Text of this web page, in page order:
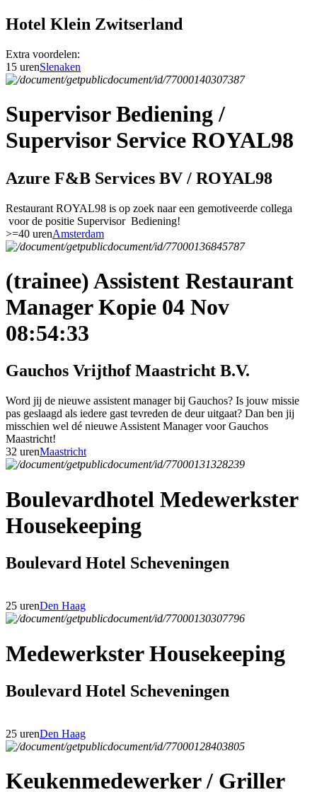
Hotel Klein Zwitserland
Extra voordelen:
15 urenSlenaken
Supervisor Bediening /
Supervisor Service ROYAL98
Azure F&B Services BV / ROYAL98
Restaurant ROYAL98 is op zoek naar een gemotiveerde collega
voor de positie Supervisor Bediening!
>=40 urenAmsterdam
(trainee) Assistent Restaurant
Manager Kopie 04 Nov
08:54:33
Gauchos Vrijthof Maastricht B.V.
Word jij de nieuwe assistent manager bij Gauchos? Is jouw missie
pas geslaagd als iedere gast tevreden de deur uitgaat? Dan ben jij
misschien wel dé nieuwe Assistent Manager voor Gauchos
Maastricht!
32 urenMaastricht
Boulevardhotel Medewerkster
Housekeeping
Boulevard Hotel Scheveningen
25 urenDen Haag
Medewerkster Housekeeping
Boulevard Hotel Scheveningen
25 urenDen Haag
Keukenmedewerker / Griller